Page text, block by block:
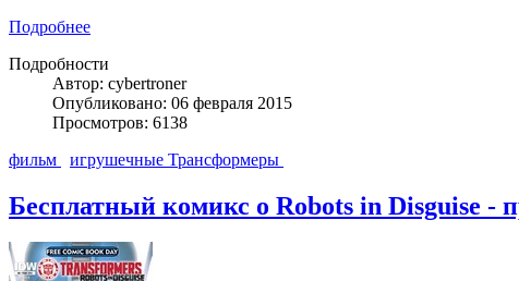
Подробнее
Подробности
Автор: cybertroner
Опубликовано: 06 февраля 2015
Просмотров: 6138
фильм
игрушечные Трансформеры
Бесплатный комикс о Robots in Disguise -